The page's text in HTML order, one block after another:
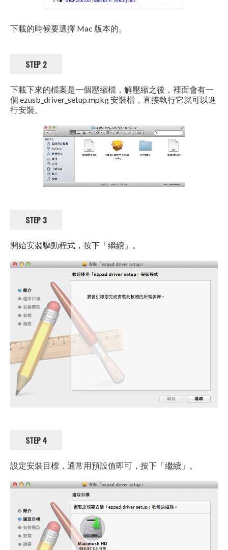
下載的時候要選擇 Mac 版本的。
STEP 2
下載下來的檔案是一個壓縮檔，解壓縮之後，裡面會有一
個 ezusb_driver_setup.mpkg 安裝檔，直接執行它就可以進
行安裝。
STEP 3
開始安裝驅動程式，按下「繼續」。
STEP 4
設定安裝目標，通常用預設值即可，按下「繼續」。